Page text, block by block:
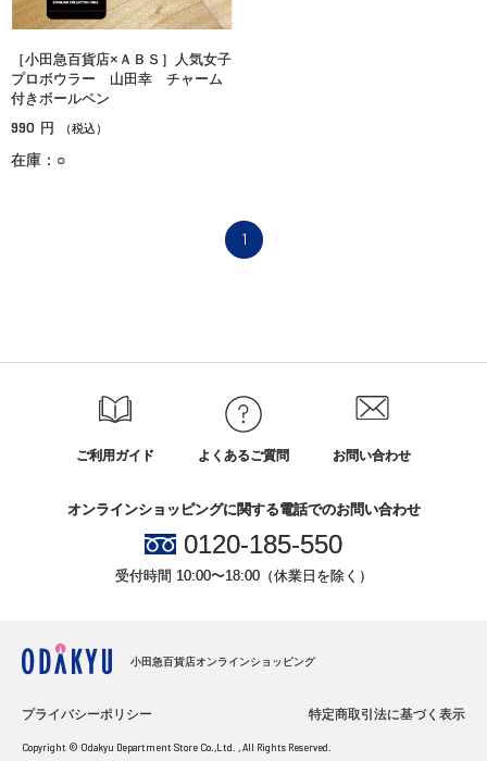
［小田急百貨店×ＡＢＳ］人気女子
プロボウラー 山田幸 チャーム
付きボールペン
990 円 （税込）
在庫：○
1
ご利用ガイド よくあるご質問 お問い合わせ
オンラインショッピングに関する電話でのお問い合わせ
0120-185-550
受付時間 10:00〜18:00（休業日を除く）
小田急百貨店オンラインショッピング
プライバシーポリシー 特定商取引法に基づく表示
Copyright © Odakyu Department Store Co.,Ltd. , All Rights Reserved.